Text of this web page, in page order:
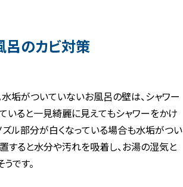
呂のカビ対策
水垢がついていないお風呂の壁は、シャワー
いると一見綺麗に見えてもシャワーをかけ
ズル部分が白くなっている場合も水垢がつい
すると水分や汚れを吸着し、お湯の湿気と
です。